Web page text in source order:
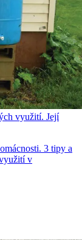
využití. Její
3 tipy a
v